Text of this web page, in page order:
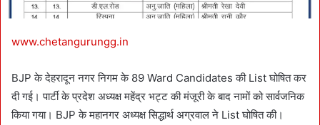
www.chetangurungg.in
BJP के देहरादून नगर निगम के 89 Ward Candidates की List घोषित कर
दी गई। पार्टी के प्रदेश अध्यक्ष महेंद्र भट्ट की मंजूरी के बाद नामों को सार्वजनिक
किया गया। BJP के महानगर अध्यक्ष सिद्धार्थ अग्रवाल ने List घोषित की।